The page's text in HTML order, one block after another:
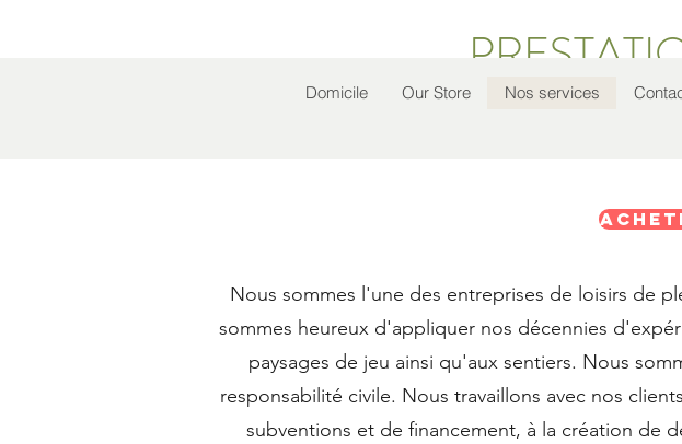
Domicile Our Store Nos services
Nous sommes l'une des entreprises de loisirs de
sommes heureux d'appliquer nos décennies
paysages de jeu ainsi qu'aux sentiers. Nous
responsabilité civile. Nous travaillons avec nos
subventions et de financement, à la création de